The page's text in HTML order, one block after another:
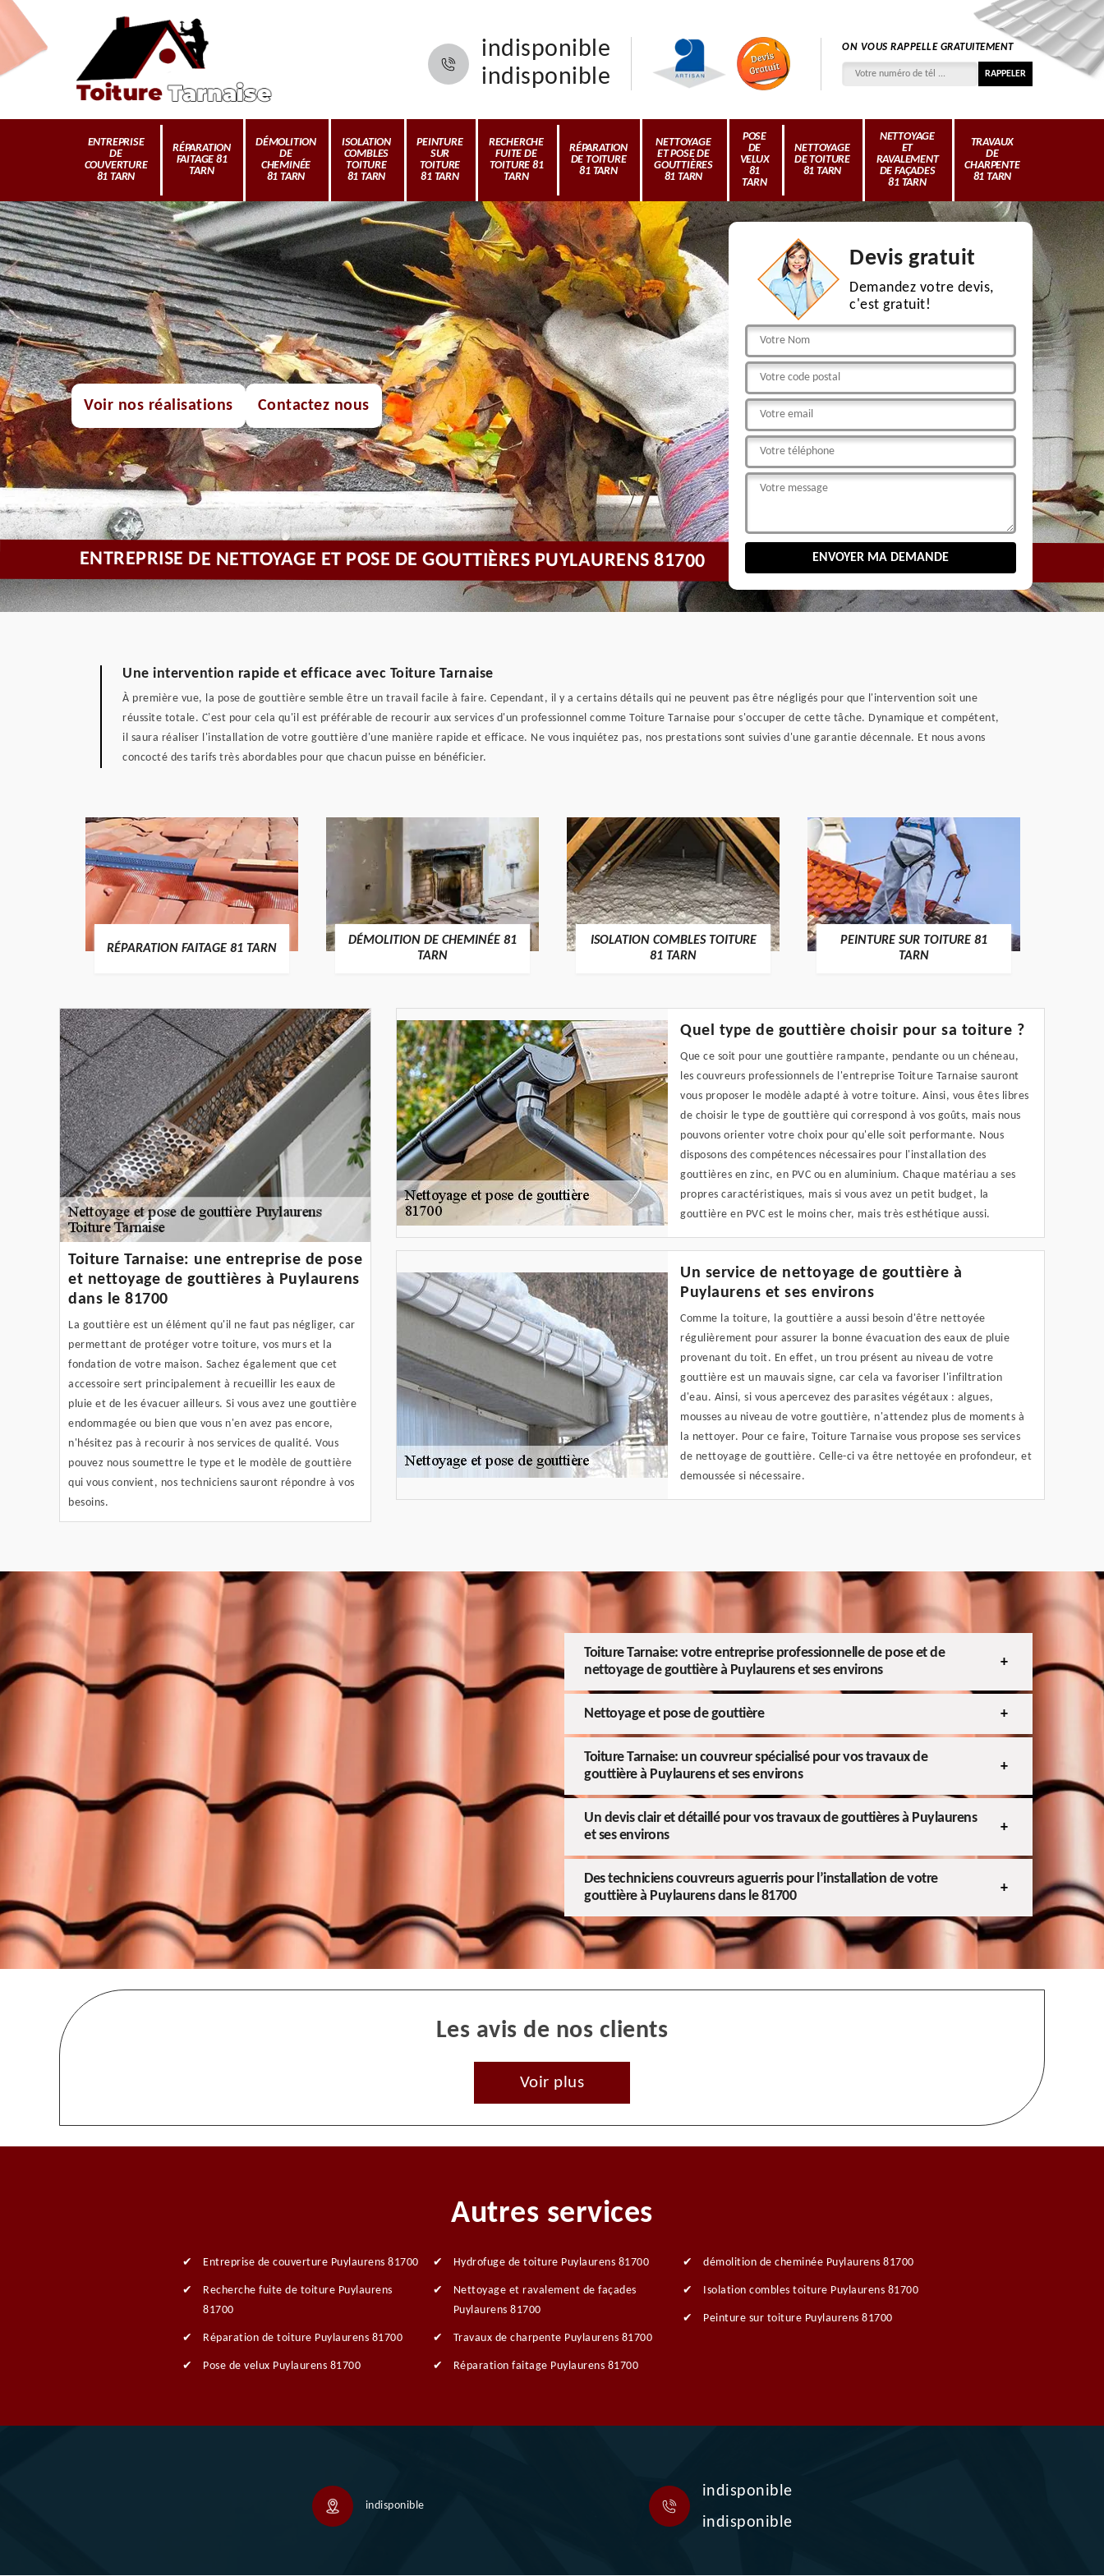
indisponible
indisponible
ON VOUS RAPPELLE GRATUITEMENT
ENTREPRISE
DE
COUVERTURE
81 TARN
RÉPARATION
FAITAGE 81
TARN
DÉMOLITION
DE
CHEMINÉE
81 TARN
ISOLATION
COMBLES
TOITURE
81 TARN
PEINTURE
SUR
TOITURE
81 TARN
RECHERCHE
FUITE DE
TOITURE 81
TARN
RÉPARATION
DE TOITURE
81 TARN
NETTOYAGE
ET POSE DE
GOUTTIÈRES
81 TARN
POSE
DE
VELUX
81
TARN
NETTOYAGE
DE TOITURE
81 TARN
NETTOYAGE
ET
RAVALEMENT
DE FAÇADES
81 TARN
TRAVAUX
DE
CHARPENTE
81 TARN
Voir nos réalisations Contactez nous
Devis gratuit
Demandez votre devis,
c'est gratuit!
ENTREPRISE DE NETTOYAGE ET POSE DE GOUTTIÈRES PUYLAURENS 81700
Une intervention rapide et efficace avec Toiture Tarnaise
À première vue, la pose de gouttière semble être un travail facile à faire. Cependant, il y a certains détails qui ne peuvent pas être négligés pour que l'intervention soit une
réussite totale. C'est pour cela qu'il est préférable de recourir aux services d'un professionnel comme Toiture Tarnaise pour s'occuper de cette tâche. Dynamique et compétent,
il saura réaliser l'installation de votre gouttière d'une manière rapide et efficace. Ne vous inquiétez pas, nos prestations sont suivies d'une garantie décennale. Et nous avons
concocté des tarifs très abordables pour que chacun puisse en bénéficier.
RÉPARATION FAITAGE 81 TARN
DÉMOLITION DE CHEMINÉE 81
TARN
ISOLATION COMBLES TOITURE
81 TARN
PEINTURE SUR TOITURE 81
TARN
Toiture Tarnaise: une entreprise de pose
et nettoyage de gouttières à Puylaurens
dans le 81700
La gouttière est un élément qu'il ne faut pas négliger, car
permettant de protéger votre toiture, vos murs et la
fondation de votre maison. Sachez également que cet
accessoire sert principalement à recueillir les eaux de
pluie et de les évacuer ailleurs. Si vous avez une gouttière
endommagée ou bien que vous n'en avez pas encore,
n'hésitez pas à recourir à nos services de qualité. Vous
pouvez nous soumettre le type et le modèle de gouttière
qui vous convient, nos techniciens sauront répondre à vos
besoins.
Quel type de gouttière choisir pour sa toiture ?
Que ce soit pour une gouttière rampante, pendante ou un chéneau,
les couvreurs professionnels de l'entreprise Toiture Tarnaise sauront
vous proposer le modèle adapté à votre toiture. Ainsi, vous êtes libres
de choisir le type de gouttière qui correspond à vos goûts, mais nous
pouvons orienter votre choix pour qu'elle soit performante. Nous
disposons des compétences nécessaires pour l'installation des
gouttières en zinc, en PVC ou en aluminium. Chaque matériau a ses
propres caractéristiques, mais si vous avez un petit budget, la
gouttière en PVC est le moins cher, mais très esthétique aussi.
Un service de nettoyage de gouttière à
Puylaurens et ses environs
Comme la toiture, la gouttière a aussi besoin d'être nettoyée
régulièrement pour assurer la bonne évacuation des eaux de pluie
provenant du toit. En effet, un trou présent au niveau de votre
gouttière est un mauvais signe, car cela va favoriser l'infiltration
d'eau. Ainsi, si vous apercevez des parasites végétaux : algues,
mousses au niveau de votre gouttière, n'attendez plus de moments à
la nettoyer. Pour ce faire, Toiture Tarnaise vous propose ses services
de nettoyage de gouttière. Celle-ci va être nettoyée en profondeur, et
demoussée si nécessaire.
Toiture Tarnaise: votre entreprise professionnelle de pose et de
nettoyage de gouttière à Puylaurens et ses environs
Nettoyage et pose de gouttière
Toiture Tarnaise: un couvreur spécialisé pour vos travaux de
gouttière à Puylaurens et ses environs
Un devis clair et détaillé pour vos travaux de gouttières à Puylaurens
et ses environs
Des techniciens couvreurs aguerris pour l’installation de votre
gouttière à Puylaurens dans le 81700
Les avis de nos clients
Voir plus
Autres services
Entreprise de couverture Puylaurens 81700
Recherche fuite de toiture Puylaurens
81700
Réparation de toiture Puylaurens 81700
Pose de velux Puylaurens 81700
Hydrofuge de toiture Puylaurens 81700
Nettoyage et ravalement de façades
Puylaurens 81700
Travaux de charpente Puylaurens 81700
Réparation faitage Puylaurens 81700
démolition de cheminée Puylaurens 81700
Isolation combles toiture Puylaurens 81700
Peinture sur toiture Puylaurens 81700
indisponible
indisponible
indisponible